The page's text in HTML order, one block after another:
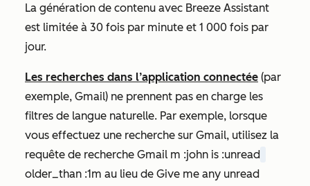
La génération de contenu avec Breeze Assistant
est limitée à 30 fois par minute et 1 000 fois par
jour.
Les recherches dans l’application connectée (par
exemple, Gmail) ne prennent pas en charge les
filtres de langue naturelle. Par exemple, lorsque
vous effectuez une recherche sur Gmail, utilisez la
requête de recherche Gmail m :john is :unread
older_than :1m au lieu de Give me any unread